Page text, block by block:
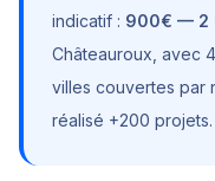
indicatif : 900€ — 2
Châteauroux , avec
villes couvertes par
réalisé +200 projets.